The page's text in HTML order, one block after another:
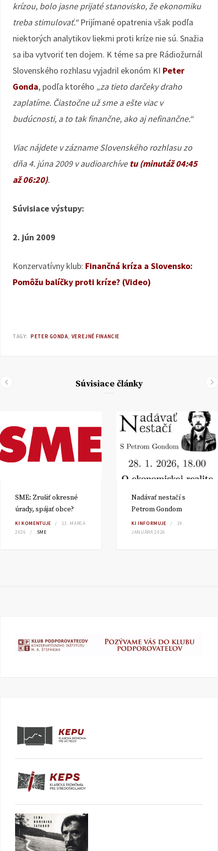
krízou, bolo jasne prijaté stanovisko, že ekonomiku
treba stimulovať.“Prijímané opatrenia však podľa
niektorých analytikov liekmi proti kríze nie sú. Snažia
sa iba vytvoriť ten dojem. K téme sa pre Rádiožurnál
Slovenského rozhlasu vyjadril ekonóm KI Peter
Gonda, podľa ktorého „za tieto darčeky draho
zaplatíme. Čiastočne už sme a ešte viac v
budúcnosti, a to tak finančne, ako aj nefinančne.“
Viac nájdete v zázname Slovenského rozhlasu zo
dňa 4. júna 2009 v audioarchíve tu (minutáž 04:45
až 06:20).
Súvisiace výstupy:
2. jún 2009
Konzervatívny klub: Finančná kríza a Slovensko:
Pomôžu balíčky proti kríze? (Video)
TAGY: PETER GONDA VEREJNÉ FINANCIE
Súvisiace články
SME: Zrušiť okresné
úrady, spájať obce?
KI KOMENTUJE
13. MARCA
2026
SME
Nadávať nestačí s
Petrom Gondom
KI INFORMUJE
19.
JANUÁRA 2026